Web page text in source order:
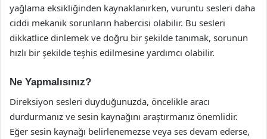
yağlama eksikliğinden kaynaklanırken, vuruntu sesleri daha
ciddi mekanik sorunların habercisi olabilir. Bu sesleri
dikkatlice dinlemek ve doğru bir şekilde tanımak, sorunun
hızlı bir şekilde teşhis edilmesine yardımcı olabilir.
Ne Yapmalısınız?
Direksiyon sesleri duyduğunuzda, öncelikle aracı
durdurmanız ve sesin kaynağını araştırmanız önemlidir.
Eğer sesin kaynağı belirlenemezse veya ses devam ederse,